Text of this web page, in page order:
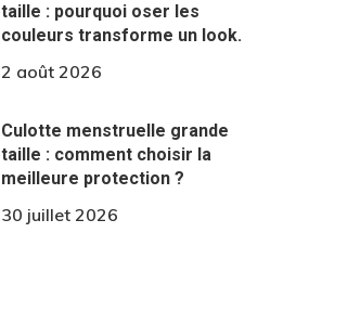
taille : pourquoi oser les
couleurs transforme un look.
2 août 2026
Culotte menstruelle grande
taille : comment choisir la
meilleure protection ?
30 juillet 2026